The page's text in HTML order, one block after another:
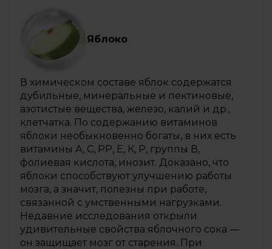
Яблоко
В химическом составе яблок содержатся
дубильные, минеральные и пектиновые,
азотистые вещества, железо, калий и др.,
клетчатка. По содержанию витаминов
яблоки необыкновенно богаты, в них есть
витамины А, С, РР, Е, К, Р, группы В,
фолиевая кислота, инозит. Доказано, что
яблоки способствуют улучшению работы
мозга, а значит, полезны при работе,
связанной с умственными нагрузками.
Недавние исследования открыли
удивительные свойства яблочного сока —
он защищает мозг от старения. При